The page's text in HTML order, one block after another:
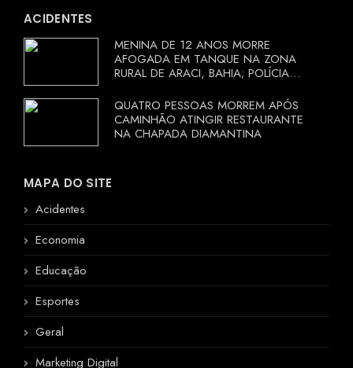
ACIDENTES
MENINA DE 12 ANOS MORRE
AFOGADA EM TANQUE NA ZONA
RURAL DE ARACI, BAHIA; POLÍCIA
QUATRO PESSOAS MORREM APÓS
CAMINHÃO ATINGIR RESTAURANTE
NA CHAPADA DIAMANTINA
MAPA DO SITE
Acidentes
Economia
Educação
Esportes
Geral
Marketing Digital